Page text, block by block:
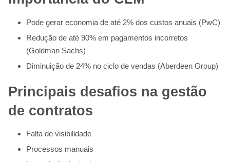
Pode gerar economia de até 2% dos custos anuais (PwC)
Redução de até 90% em pagamentos incorretos
(Goldman Sachs)
Diminuição de 24% no ciclo de vendas (Aberdeen Group)
Principais desafios na gestão
de contratos
Falta de visibilidade
Processos manuais